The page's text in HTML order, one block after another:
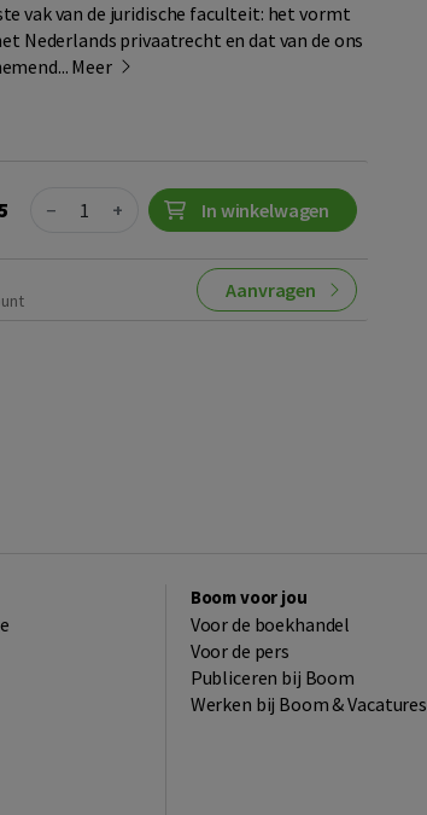
vak van de juridische faculteit: het vormt
Nederlands privaatrecht en dat van de ons
Meer
Quantity
− + In winkelwagen
Aanvragen
Boom voor jou
Voor de boekhandel
Voor de pers
Publiceren bij Boom
Werken bij Boom & Vacatures